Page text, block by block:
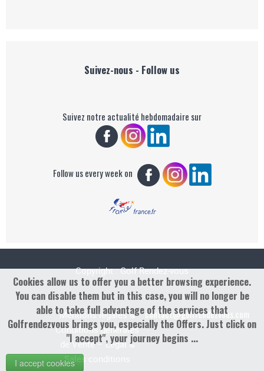
Suivez-nous - Follow us
Suivez notre actualité hebdomadaire sur
Follow us every week on
Copyright : Golf Rendez-vous
Mentions légales &
Conditions générales
de Vente – Legal &
Sales conditions
contact@golfrendezvous.com
Cookies allow us to offer you a better browsing experience.
You can disable them but in this case, you will no longer be
able to take full advantage of the services that
Golfrendezvous brings you, especially the Offers. Just click on
"I accept", your journey begins ...
I accept cookies